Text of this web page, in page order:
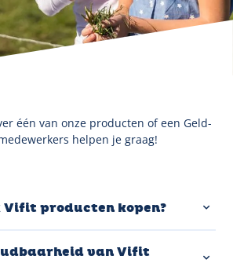
één van onze producten of een Geld-
helpen je graag!
Vifit producten kopen?
van Vifit